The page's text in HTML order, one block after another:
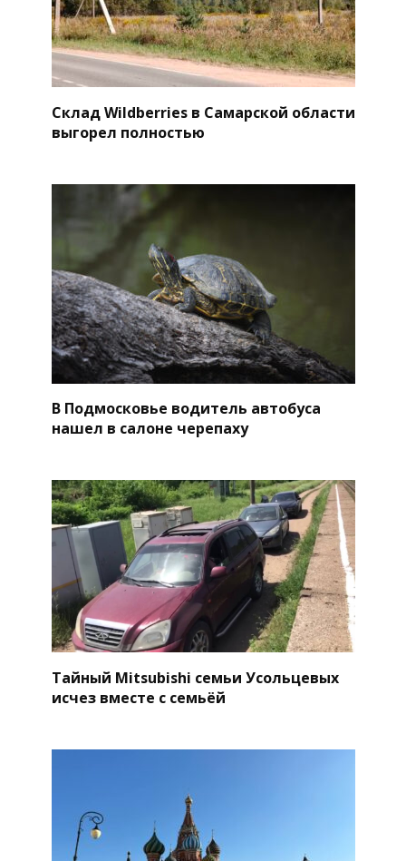
Склад Wildberries в Самарской области
выгорел полностью
В Подмосковье водитель автобуса
нашел в салоне черепаху
Тайный Mitsubishi семьи Усольцевых
исчез вместе с семьёй